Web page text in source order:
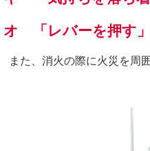
オ 「レバーを押す」
また、消火の際に火災を周